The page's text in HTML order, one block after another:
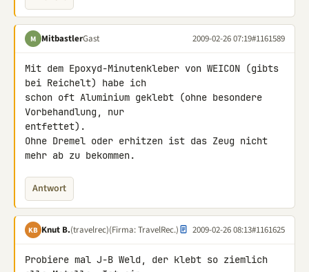
M MitbastlerGast 2009-02-26 07:19#1161589
Mit dem Epoxyd-Minutenkleber von WEICON (gibts
bei Reichelt) habe ich
schon oft Aluminium geklebt (ohne besondere
Vorbehandlung, nur
entfettet).
Ohne Dremel oder erhitzen ist das Zeug nicht
mehr ab zu bekommen.
Antwort
KB Knut B.(travelrec)(Firma: TravelRec.) 2009-02-26 08:13#1161625
Probiere mal J-B Weld, der klebt so ziemlich